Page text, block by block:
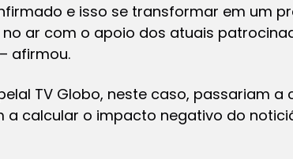
e isso se transformar em um
ar com o apoio dos atuais
afirmou.
TV Globo, neste caso, passariam
a calcular o impacto negativo do